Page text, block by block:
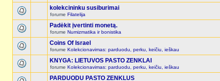
kolekcininku susiburimai
forume Filatelija
Padėkit įvertinti monetą.
forume Numizmatika ir bonistika
Coins Of Israel
forume Kolekcionavimas: parduodu, perku, keičiu, ieškau
KNYGA: LIETUVOS PASTO ZENKLAI
forume Kolekcionavimas: parduodu, perku, keičiu, ieškau
PARDUODU PASTO ZENKLUS